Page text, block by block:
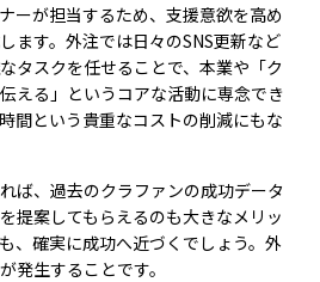
ーが担当するため、支援意欲を高め
ます。外注では日々のSNS更新など
タスクを任せることで、本業や「ク
える」というコアな活動に専念でき
間という貴重なコストの削減にもな
ば、過去のクラファンの成功データ
提案してもらえるのも大きなメリッ
、確実に成功へ近づくでしょう。外
発生することです。